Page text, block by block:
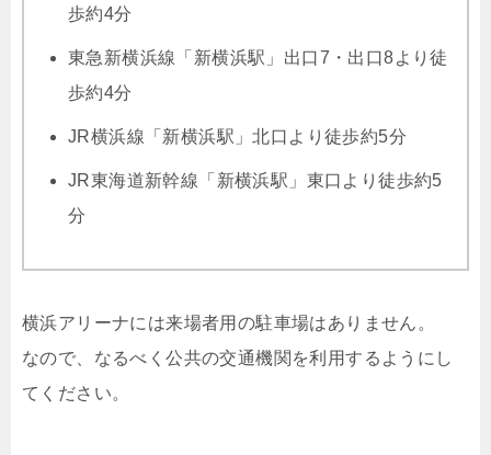
歩約4分
東急新横浜線「新横浜駅」出口7・出口8より徒
歩約4分
JR横浜線「新横浜駅」北口より徒歩約5分
JR東海道新幹線「新横浜駅」東口より徒歩約5
分
横浜アリーナには来場者用の駐車場はありません。
なので、なるべく公共の交通機関を利用するようにし
てください。